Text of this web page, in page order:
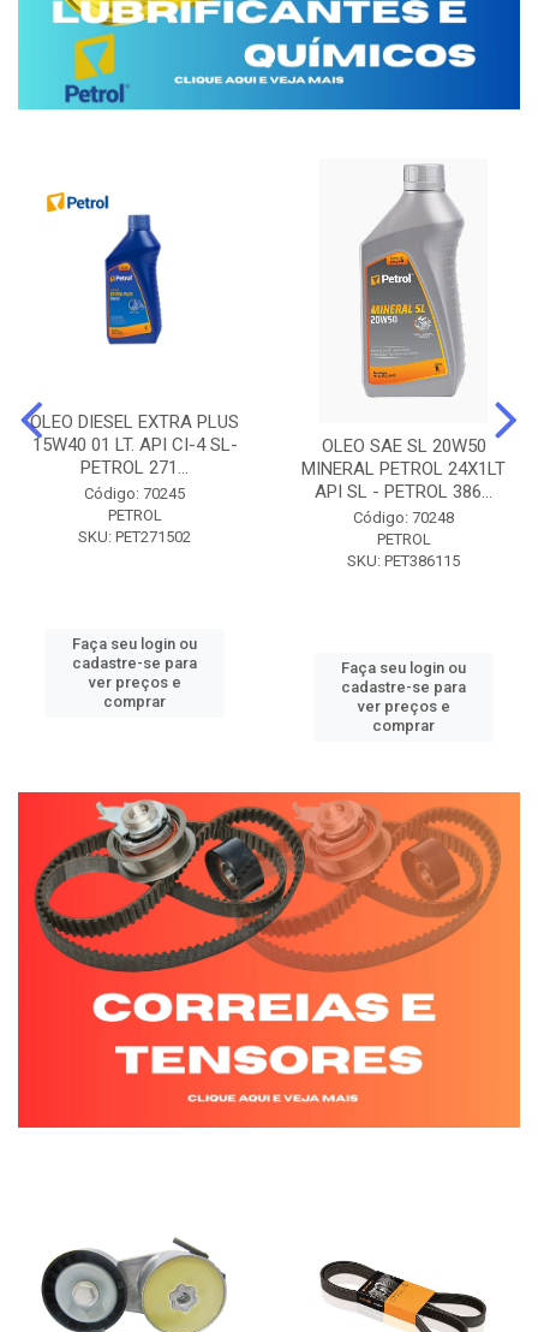
OLEO DIESEL EXTRA PLUS
15W40 01 LT. API CI-4 SL-
PETROL 271...
Código: 70245
PETROL
SKU: PET271502
Faça seu login ou
cadastre-se para
ver preços e
comprar
OLEO SAE SL 20W50
MINERAL PETROL 24X1LT
API SL - PETROL 386...
Código: 70248
PETROL
SKU: PET386115
Faça seu login ou
cadastre-se para
ver preços e
comprar